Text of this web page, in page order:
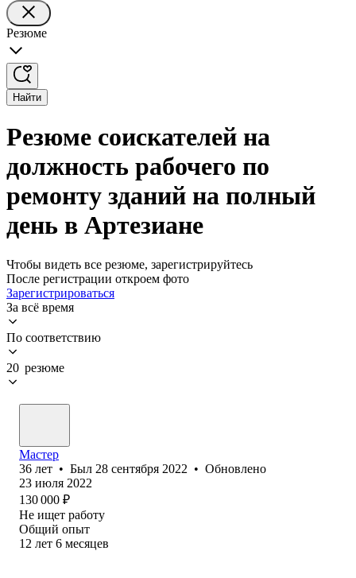
Резюме
Найти
Резюме соискателей на
должность рабочего по
ремонту зданий на полный
день в Артезиане
Чтобы видеть все резюме, зарегистрируйтесь
После регистрации откроем фото
Зарегистрироваться
За всё время
По соответствию
20 резюме
Мастер
36 лет • Был 28 сентября 2022 • Обновлено
23 июля 2022
130 000 ₽
Не ищет работу
Общий опыт
12 лет 6 месяцев